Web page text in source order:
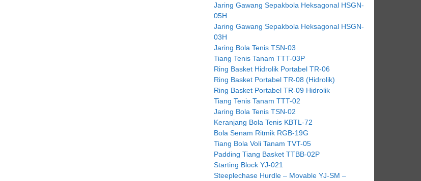
Jaring Gawang Sepakbola Heksagonal HSGN-
05H
Jaring Gawang Sepakbola Heksagonal HSGN-
03H
Jaring Bola Tenis TSN-03
Tiang Tenis Tanam TTT-03P
Ring Basket Hidrolik Portabel TR-06
Ring Basket Portabel TR-08 (Hidrolik)
Ring Basket Portabel TR-09 Hidrolik
Tiang Tenis Tanam TTT-02
Jaring Bola Tenis TSN-02
Keranjang Bola Tenis KBTL-72
Bola Senam Ritmik RGB-19G
Tiang Bola Voli Tanam TVT-05
Padding Tiang Basket TTBB-02P
Starting Block YJ-021
Steeplechase Hurdle – Movable YJ-SM –